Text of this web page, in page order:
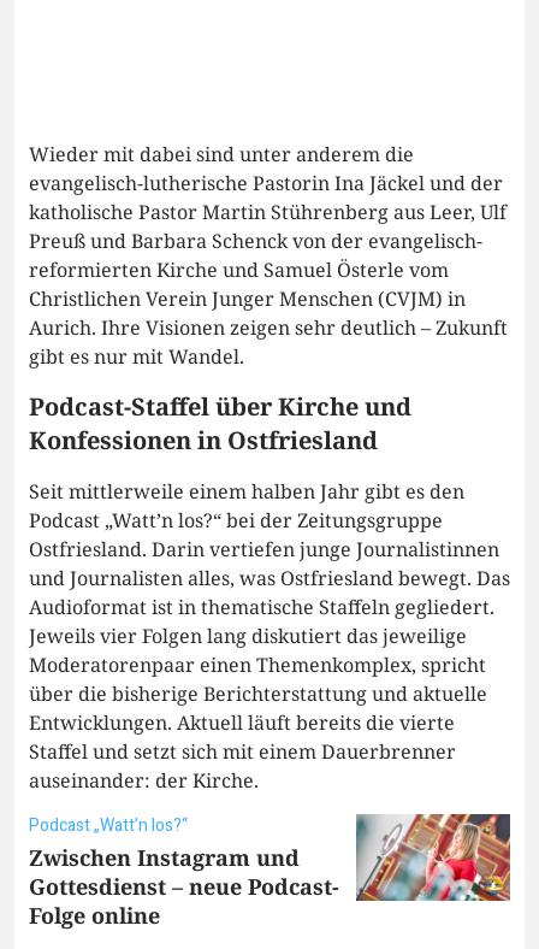
Wieder mit dabei sind unter anderem die
evangelisch-lutherische Pastorin Ina Jäckel und der
katholische Pastor Martin Stührenberg aus Leer, Ulf
Preuß und Barbara Schenck von der evangelisch-
reformierten Kirche und Samuel Österle vom
Christlichen Verein Junger Menschen (CVJM) in
Aurich. Ihre Visionen zeigen sehr deutlich – Zukunft
gibt es nur mit Wandel.
Podcast-Staffel über Kirche und
Konfessionen in Ostfriesland
Seit mittlerweile einem halben Jahr gibt es den
Podcast „Watt’n los?“ bei der Zeitungsgruppe
Ostfriesland. Darin vertiefen junge Journalistinnen
und Journalisten alles, was Ostfriesland bewegt. Das
Audioformat ist in thematische Staffeln gegliedert.
Jeweils vier Folgen lang diskutiert das jeweilige
Moderatorenpaar einen Themenkomplex, spricht
über die bisherige Berichterstattung und aktuelle
Entwicklungen. Aktuell läuft bereits die vierte
Staffel und setzt sich mit einem Dauerbrenner
auseinander: der Kirche.
Podcast „Watt’n los?“
Zwischen Instagram und
Gottesdienst – neue Podcast-
Folge online